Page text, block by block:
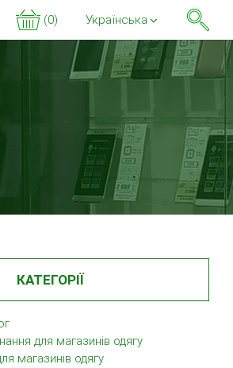
(0) Українська
КАТЕГОРІЇ
для магазинів одягу
магазинів одягу